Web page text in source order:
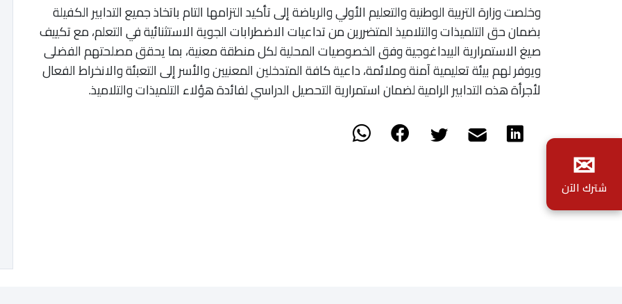
وخلصت وزارة التربية الوطنية والتعليم الأولي والرياضة إلى تأكيد التزامها التام باتخاذ جميع التدابير الكفيلة
بضمان حق التلميذات والتلاميذ المتضررين من تداعيات الاضطرابات الجوية الاستثنائية في التعلم، مع تكييف
صيغ الاستمرارية البيداغوجية وفق الخصوصيات المحلية لكل منطقة معنية، بما يحقق مصلحتهم الفضلى
ويوفر لهم بيئة تعليمية آمنة وملائمة، داعية كافة المتدخلين المعنيين والأسر إلى التعبئة والانخراط الفعال
لأجرأة هذه التدابير الرامية لضمان استمرارية التحصيل الدراسي لفائدة هؤلاء التلميذات والتلاميذ.
✉
شترك الآن